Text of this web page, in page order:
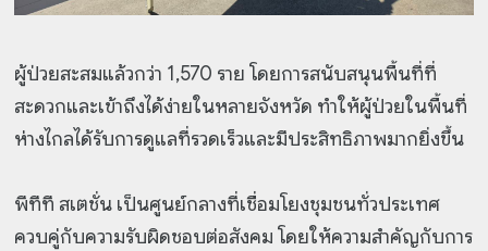
ผู้ป่วยสะสมแล้วกว่า 1,570 ราย โดยการสนับสนุนพื้นที่ที่
สะดวกและเข้าถึงได้ง่ายในหลายจังหวัด ทำให้ผู้ป่วยในพื้นที่
ห่างไกลได้รับการดูแลที่รวดเร็วและมีประสิทธิภาพมากยิ่งขึ้น
พีทีที สเตชั่น เป็นศูนย์กลางที่เชื่อมโยงชุมชนทั่วประเทศ
ควบคู่กับความรับผิดชอบต่อสังคม โดยให้ความสำคัญกับการ